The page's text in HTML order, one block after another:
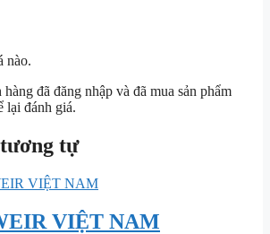
nào.
đã đăng nhập và đã mua sản phẩm
lại đánh giá.
tự
VIỆT NAM